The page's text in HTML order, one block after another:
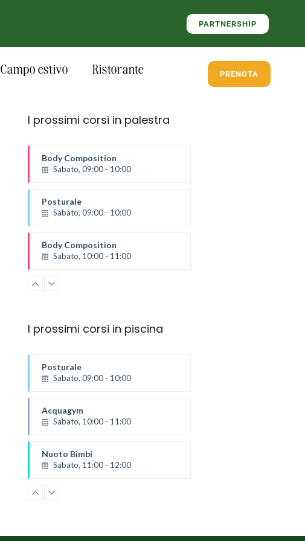
PARTNERSHIP
Campo estivo
Ristorante
PRENOTA
I prossimi corsi in palestra
Body Composition
Sabato, 09:00 - 10:00
Posturale
Sabato, 09:00 - 10:00
Body Composition
Sabato, 10:00 - 11:00
Body Composition
Body Composition
Open Gym
Open Gym
Open Gym
I prossimi corsi in piscina
Posturale
Sabato, 09:00 - 10:00
Acquagym
Sabato, 10:00 - 11:00
Nuoto Bimbi
Sabato, 11:00 - 12:00
Nuoto Bimbi